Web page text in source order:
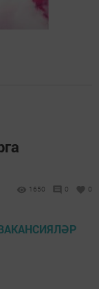
1650 0 0